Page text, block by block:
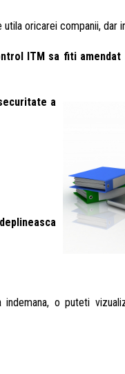
oricarei companii, dar
ITM sa fiti amendat
a
o puteti